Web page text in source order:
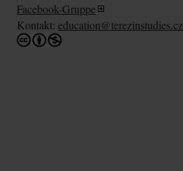
Facebook-Gruppe
Kontakt: education@terezinstudies.cz